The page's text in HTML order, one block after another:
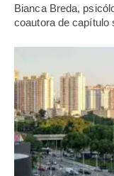
Bianca Breda,
coautora de